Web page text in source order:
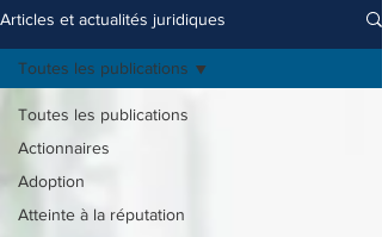
Articles et actualités juridiques
Toutes les publications
Actionnaires
Adoption
Atteinte à la réputation
Toutes les publications